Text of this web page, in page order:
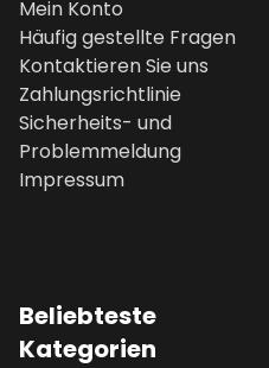
Mein Konto
Häufig gestellte Fragen
Kontaktieren Sie uns
Zahlungsrichtlinie
Sicherheits- und
Problemmeldung
Impressum
Beliebteste
Kategorien